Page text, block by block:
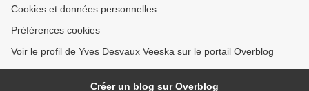
Cookies et données personnelles
Préférences cookies
Voir le profil de Yves Desvaux Veeska sur le portail Overblog
Créer un blog sur Overblog